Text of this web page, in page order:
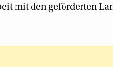
mit den geförderten